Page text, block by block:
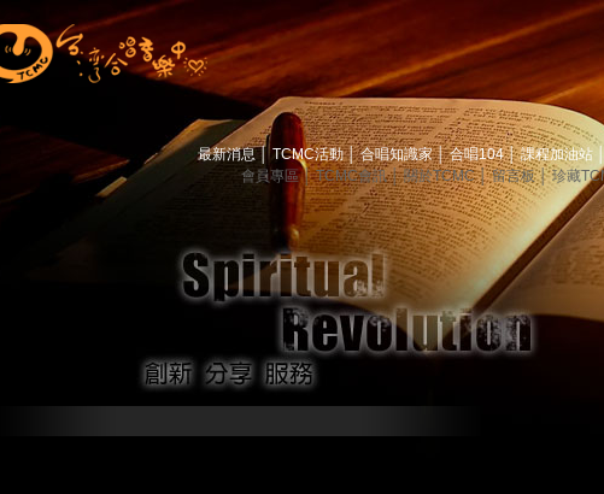
最新消息 TCMC活動│ 合唱知識家│ 合唱104│ 課程加油站
會員專區│ TCMC會訊│ 關於TCMC│ 留言板│ 珍藏